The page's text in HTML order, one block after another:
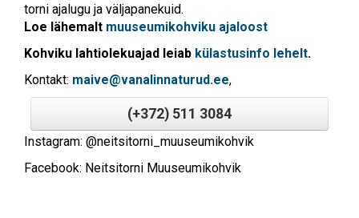
torni ajalugu ja väljapanekuid.
Loe lähemalt muuseumikohviku ajaloost
Kohviku lahtiolekuajad leiab külastusinfo lehelt.
Kontakt: maive@vanalinnaturud.ee,
(+372) 511 3084
Instagram: @neitsitorni_muuseumikohvik
Facebook: Neitsitorni Muuseumikohvik